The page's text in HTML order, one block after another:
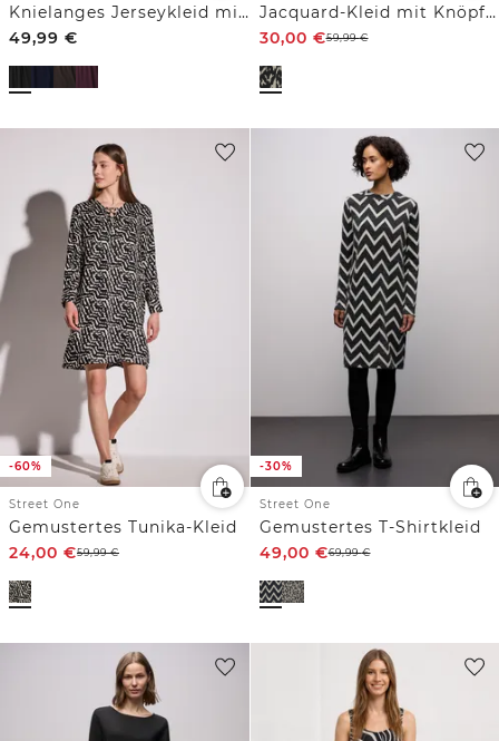
Knielanges Jerseykleid mit Rundhals
49,99 €
Jacquard-Kleid mit Knöpfen
30,00 €59,99€
-60%
Street One
Gemustertes Tunika-Kleid
24,00 €59,99€
-30%
Street One
Gemustertes T-Shirtkleid
49,00 €69,99€